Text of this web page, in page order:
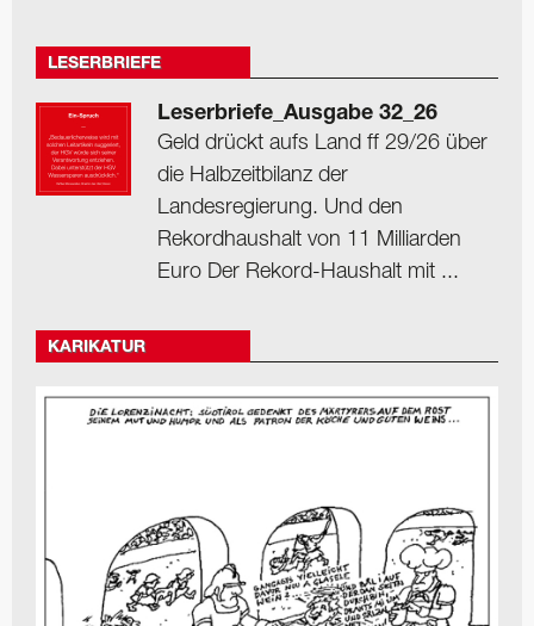
LESERBRIEFE
Leserbriefe_Ausgabe 32_26
Geld drückt aufs Land ff 29/26 über
die Halbzeitbilanz der
Landesregierung. Und den
Rekordhaushalt von 11 Milliarden
Euro Der Rekord-Haushalt mit ...
KARIKATUR